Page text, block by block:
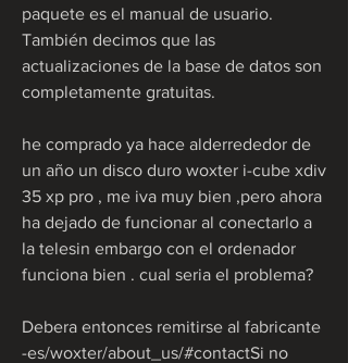
paquete es el manual de usuario.
También decimos que las
actualizaciones de la base de datos son
completamente gratuitas.
he comprado ya hace alderrededor de
un año un disco duro woxter i-cube xdiv
35 xp pro , me iva muy bien ,pero ahora
ha dejado de funcionar al conectarlo a
la telesin embargo con el ordenador
funciona bien . cual seria el problema?
Debera entonces remitirse al fabricante
-es/woxter/about_us/#contactSi no